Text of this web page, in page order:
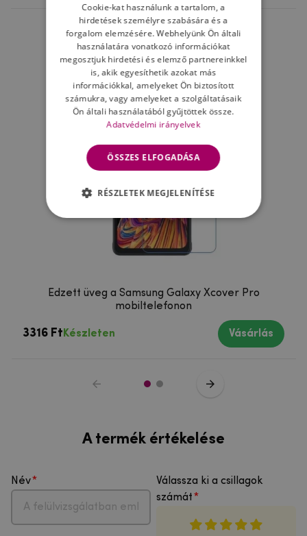
Ne felejtsd el
Edzett üveg a Samsung Galaxy Xcover Pro
mobiltelefonon
3316 Ft Készleten Vásárlás
A termék értékelése
Név
Válassza ki a csillagok
számát
Cookie-kat használunk a tartalom, a
hirdetések személyre szabására és a
forgalom elemzésére. Webhelyünk Ön általi
használatára vonatkozó információkat
megosztjuk hirdetési és elemző partnereinkkel
is, akik egyesíthetik azokat más
információkkal, amelyeket Ön biztosított
számukra, vagy amelyeket a szolgáltatásaik
Ön általi használatából gyűjtöttek össze.
Adatvédelmi irányelvek
ÖSSZES ELFOGADÁSA
RÉSZLETEK MEGJELENÍTÉSE